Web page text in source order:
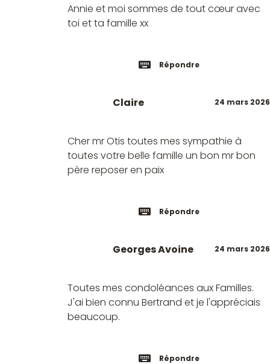
Annie et moi sommes de tout cœur avec
toi et ta famille xx
Répondre
24 mars 2026
Claire
Cher mr Otis toutes mes sympathie à
toutes votre belle famille un bon mr bon
père reposer en paix
Répondre
24 mars 2026
Georges Avoine
Toutes mes condoléances aux Familles.
J'ai bien connu Bertrand et je l'appréciais
beaucoup.
Répondre